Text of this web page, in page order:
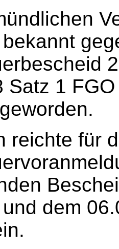
Satz 1
reichte für
dem